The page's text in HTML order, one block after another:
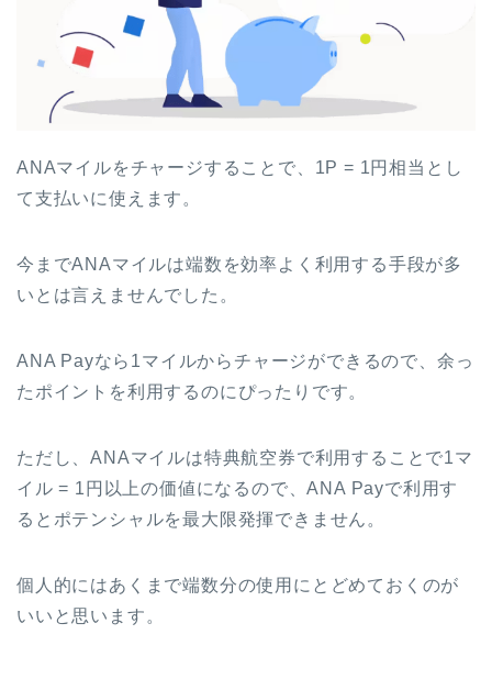
ANAマイルをチャージすることで、1P = 1円相当とし
て支払いに使えます。
今までANAマイルは端数を効率よく利用する手段が多
いとは言えませんでした。
ANA Payなら1マイルからチャージができるので、余っ
たポイントを利用するのにぴったりです。
ただし、ANAマイルは特典航空券で利用することで1マ
イル = 1円以上の価値になるので、ANA Payで利用す
るとポテンシャルを最大限発揮できません。
個人的にはあくまで端数分の使用にとどめておくのが
いいと思います。